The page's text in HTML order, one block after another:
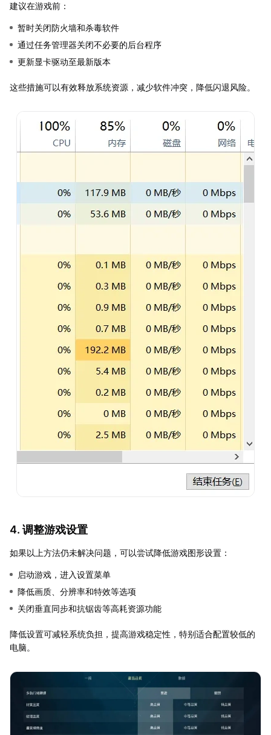
建议在游戏前：
暂时关闭防火墙和杀毒软件
通过任务管理器关闭不必要的后台程序
更新显卡驱动至最新版本
这些措施可以有效释放系统资源，减少软件冲突，降低闪退风险。
4. 调整游戏设置
如果以上方法仍未解决问题，可以尝试降低游戏图形设置：
启动游戏，进入设置菜单
降低画质、分辨率和特效等选项
关闭垂直同步和抗锯齿等高耗资源功能
降低设置可减轻系统负担，提高游戏稳定性，特别适合配置较低的
电脑。